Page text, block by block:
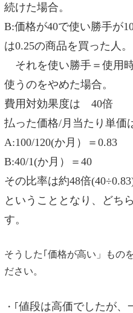
続けた場合。
B:価格が40で使い勝手が
は0.25の商品を買った人。
それを使い勝手＝使用
使うのをやめた場合。
費用対効果度は 40倍
払った価格/月当たり単価
A:100/120(か月）＝0.83
B:40/1(か月）＝40
その比率は約48倍
ということとなり、どち
す。
そうした｢価格が高い」もの
ださい。
・｢ 値段は高価でしたが、